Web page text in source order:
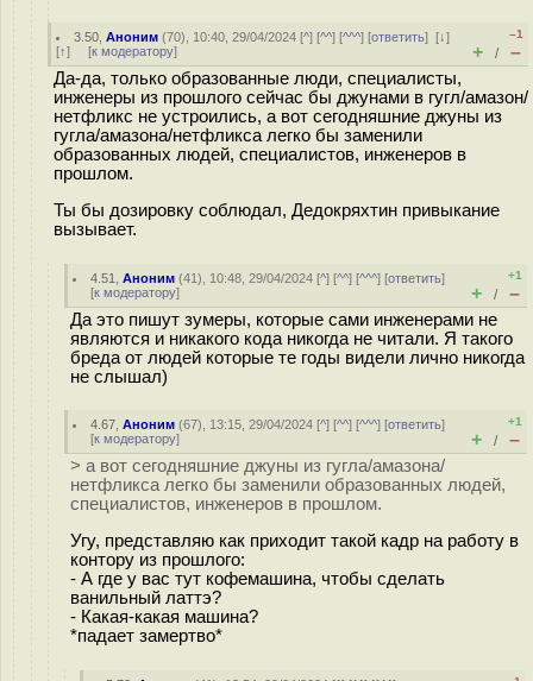
3.50 ,Аноним (70), 10:40, 29/04/2024 [^] [^^] [^^^] [ответить][↓]
[↑] [к модератору]
–1
+ / –
Да-да, только образованные люди, специалисты,
инженеры из прошлого сейчас бы джунами в гугл/амазон/
нетфликс не устроились, а вот сегодняшние джуны из
гугла/амазона/нетфликса легко бы заменили
образованных людей, специалистов, инженеров в
прошлом.
Ты бы дозировку соблюдал, Дедокряхтин привыкание
вызывает.
4.51 ,Аноним (41), 10:48, 29/04/2024 [^] [^^] [^^^] [ответить]
[к модератору]
+1
+ / –
Да это пишут зумеры, которые сами инженерами не
являются и никакого кода никогда не читали. Я такого
бреда от людей которые те годы видели лично никогда
не слышал)
4.67 ,Аноним (67), 13:15, 29/04/2024 [^] [^^] [^^^] [ответить]
[к модератору]
+1
+ / –
> а вот сегодняшние джуны из гугла/амазона/
нетфликса легко бы заменили образованных людей,
специалистов, инженеров в прошлом.
Угу, представляю как приходит такой кадр на работу в
контору из прошлого:
- А где у вас тут кофемашина, чтобы сделать
ванильный латтэ?
- Какая-какая машина?
*падает замертво*